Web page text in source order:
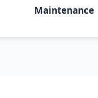
Maintenance